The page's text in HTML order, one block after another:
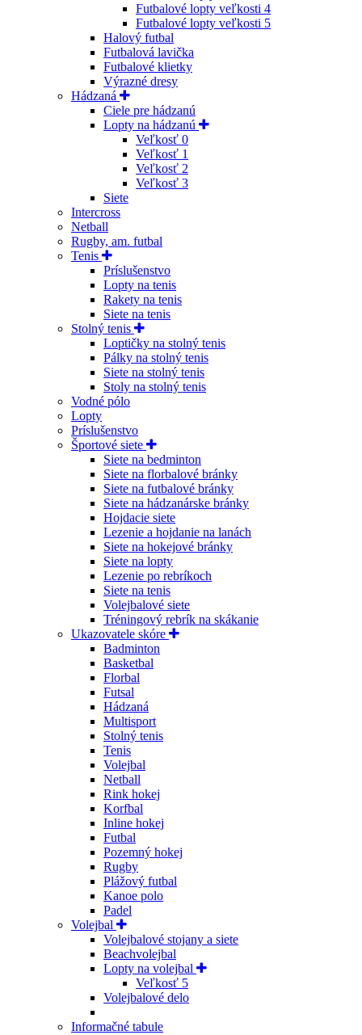
Futbalové lopty veľkosti 4
Futbalové lopty veľkosti 5
Halový futbal
Futbalová lavička
Futbalové klietky
Výrazné dresy
Hádzaná
Ciele pre hádzanú
Lopty na hádzanú
Veľkosť 0
Veľkosť 1
Veľkosť 2
Veľkosť 3
Siete
Intercross
Netball
Rugby, am. futbal
Tenis
Príslušenstvo
Lopty na tenis
Rakety na tenis
Siete na tenis
Stolný tenis
Loptičky na stolný tenis
Pálky na stolný tenis
Siete na stolný tenis
Stoly na stolný tenis
Vodné pólo
Lopty
Príslušenstvo
Športové siete
Siete na bedminton
Siete na florbalové bránky
Siete na futbalové bránky
Siete na hádzanárske bránky
Hojdacie siete
Lezenie a hojdanie na lanách
Siete na hokejové bránky
Siete na lopty
Lezenie po rebríkoch
Siete na tenis
Volejbalové siete
Tréningový rebrík na skákanie
Ukazovatele skóre
Badminton
Basketbal
Florbal
Futsal
Hádzaná
Multisport
Stolný tenis
Tenis
Volejbal
Netball
Rink hokej
Korfbal
Inline hokej
Futbal
Pozemný hokej
Rugby
Plážový futbal
Kanoe polo
Padel
Volejbal
Volejbalové stojany a siete
Beachvolejbal
Lopty na volejbal
Veľkosť 5
Volejbalové delo
Informačné tabule